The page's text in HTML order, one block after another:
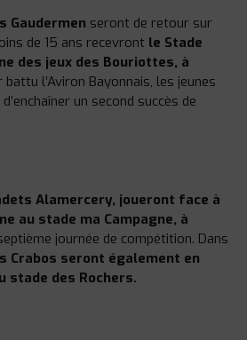
Gaudermen seront de retour sur
de 15 ans recevront le Stade
des jeux des Bouriottes, à
l’Aviron Bayonnais, les jeunes
un second succès de
Alamercery, joueront face à
au stade ma Campagne, à
journée de compétition. Dans
Crabos seront également en
stade des Rochers.